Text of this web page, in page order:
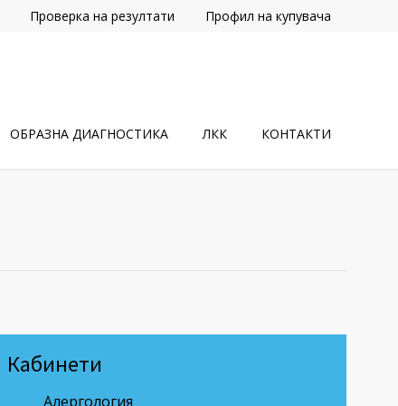
Профил на купувача
Проверка на резултати
ОБРАЗНА ДИАГНОСТИКА ЛКК КОНТАКТИ
Кабинети
Алергология